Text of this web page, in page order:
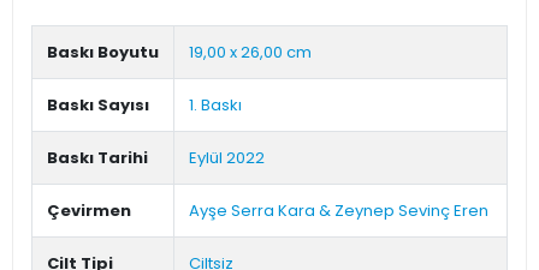
Baskı Boyutu 19,00 x 26,00 cm
Baskı Sayısı 1. Baskı
Baskı Tarihi Eylül 2022
Çevirmen Ayşe Serra Kara & Zeynep Sevinç Eren
Cilt Tipi Ciltsiz